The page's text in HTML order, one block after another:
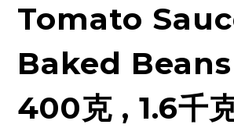
Tomato
Baked
400克 , 1.6千